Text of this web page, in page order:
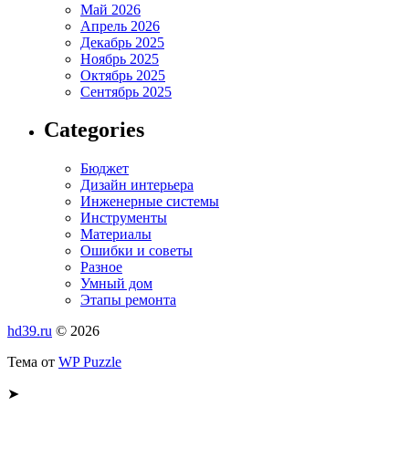
Май 2026
Апрель 2026
Декабрь 2025
Ноябрь 2025
Октябрь 2025
Сентябрь 2025
Categories
Бюджет
Дизайн интерьера
Инженерные системы
Инструменты
Материалы
Ошибки и советы
Разное
Умный дом
Этапы ремонта
hd39.ru © 2026
Тема от WP Puzzle
➤